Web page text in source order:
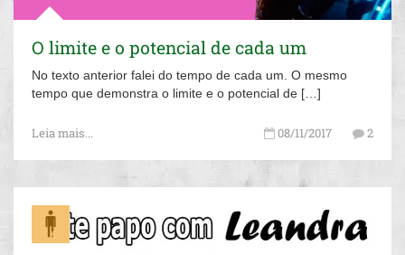
O limite e o potencial de cada um
No texto anterior falei do tempo de cada um. O mesmo
tempo que demonstra o limite e o potencial de […]
Leia mais... 08/11/2017 2